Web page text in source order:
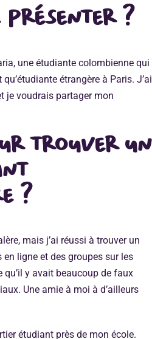
présenter ?
une étudiante colombienne qui
étrangère à Paris. J’ai
je voudrais partager mon
trouver un
?
mais j’ai réussi à trouver un
ligne et des groupes sur les
y avait beaucoup de faux
Une amie à moi à d’ailleurs
étudiant près de mon école.